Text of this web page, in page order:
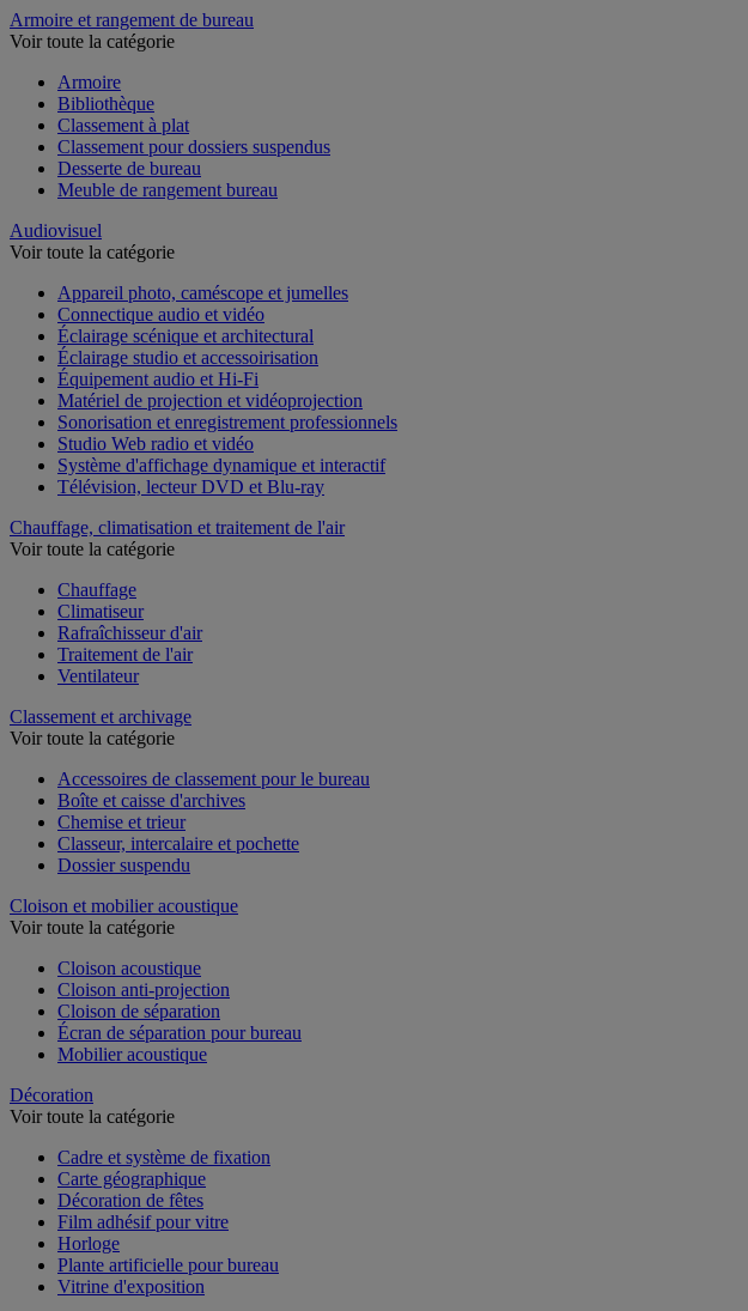
Armoire et rangement de bureau
Armoire
Bibliothèque
Classement à plat
Classement pour dossiers suspendus
Desserte de bureau
Audiovisuel
Appareil photo, caméscope et jumelles
Connectique audio et vidéo
Éclairage scénique et architectural
Éclairage studio et accessoirisation
Équipement audio et Hi-Fi
Matériel de projection et vidéoprojection
Sonorisation et enregistrement professionnels
Studio Web radio et vidéo
Système d'affichage dynamique et interactif
Chauffage, climatisation et traitement de l'air
Chauffage
Climatiseur
Rafraîchisseur d'air
Traitement de l'air
Classement et archivage
Accessoires de classement pour le bureau
Boîte et caisse d'archives
Chemise et trieur
Classeur, intercalaire et pochette
Cloison et mobilier acoustique
Cloison acoustique
Cloison anti-projection
Cloison de séparation
Écran de séparation pour bureau
Décoration
Cadre et système de fixation
Carte géographique
Décoration de fêtes
Film adhésif pour vitre
Horloge
Plante artificielle pour bureau